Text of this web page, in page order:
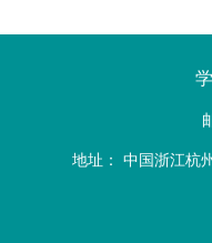
地址： 中国浙江杭